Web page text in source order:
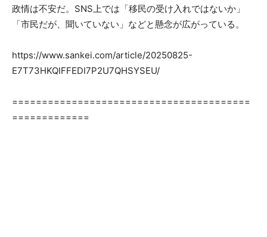
政情は不安だ。SNS上では「移民の受け入れではないか」
「市民だが、聞いていない」などと懸念が広がっている。
https://www.sankei.com/article/20250825-
E7T73HKQIFFEDI7P2U7QHSYSEU/
========================================
=============